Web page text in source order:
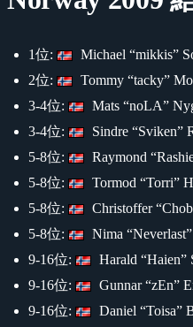
1位:
Michael “mikkis”
2位:
Tommy “tacky”
3-4位:
Mats “noLA”
3-4位:
Sindre “Sviken”
5-8位:
Raymond
5-8位:
Tormod “Torri”
5-8位:
Christoffer
5-8位:
Nima
9-16位:
Harald “Haien”
9-16位:
Gunnar “zEn”
9-16位:
Daniel “Toisa”